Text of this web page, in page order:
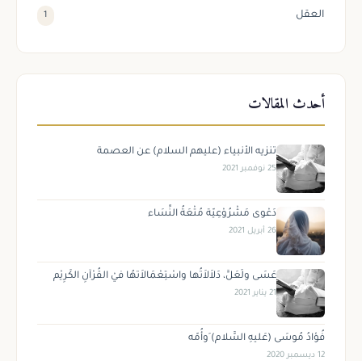
العقل 1
أحدث المقالات
تنزيه الأنبياء (عليهم السلام) عن العصمة
25 نوفمبر 2021
دَعْوى مَشْرُوْعِيّة مُتْعَةُ النِّسَاء
26 أبريل 2021
عَسَى ولَعَلَّ، دَلاَلاَتُها واسْتِعْمَالاَتهُا فيْ القُرْآنِ الكَرِيْم
21 يناير 2021
فُؤادُ مُوسَى (عَليهِ السَّلام) َوأُمّه
12 ديسمبر 2020